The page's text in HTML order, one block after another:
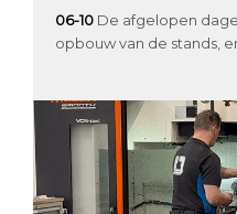
06-10 De afgelopen
opbouw van de stands,